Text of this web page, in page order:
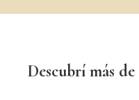
Descubrí más de